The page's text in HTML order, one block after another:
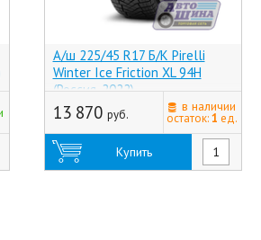
А/ш 225/45 R17 Б/К Pirelli
Winter Ice Friction XL 94H
(Россия, 2022)
13 870 руб.
в наличии
остаток:1 ед.
Купить